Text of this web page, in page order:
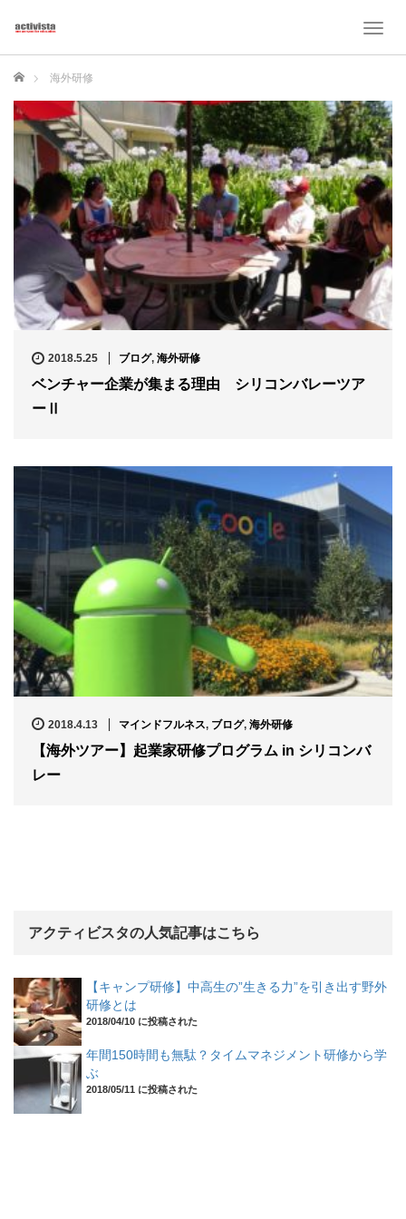
T
l
e
n
a
v
g
a
i
o
n
ホーム 海外研修
2018.5.25 ブログ, 海外研修
ベンチャー企業が集まる理由 シリコンバレーツア
ーⅡ
2018.4.13 マインドフルネス, ブログ, 海外研修
【海外ツアー】起業家研修プログラム in シリコンバ
レー
アクティビスタの人気記事はこちら
【キャンプ研修】中高生の”生きる力”を引き出す野外
研修とは
2018/04/10 に投稿された
年間150時間も無駄？タイムマネジメント研修から学
ぶ
2018/05/11 に投稿された